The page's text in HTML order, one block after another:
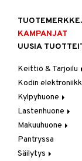
KAMPANJAT
UUSIA
Keittiö & Tarjoilu
Aterimet
Kannut &
Keittiösäilytys
Keittiötekstiilit
Keittiövälineet
Kodinkoneet
Kodin
Ääni
Kylpyhuone
Kylpyhuoneen
Kylpyhuoneen
Kylpyhuoneen
Lastenhuone
Kylpyhuoneen
Lasten
Lasten lamput
Makuuhuone
Huovat & Saalit
Koristetyynyt
Pantryssa
Säilytys